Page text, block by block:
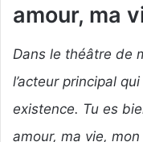
amour, ma
Dans le théâtre de
l’acteur principal
existence. Tu es
amour, ma vie,